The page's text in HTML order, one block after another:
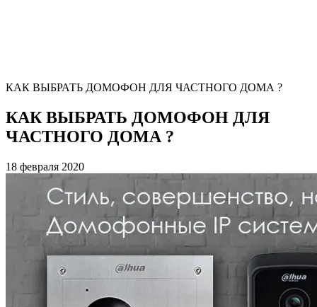
КАК ВЫБРАТЬ ДОМОФОН ДЛЯ ЧАСТНОГО ДОМА ?
КАК ВЫБРАТЬ ДОМОФОН ДЛЯ
ЧАСТНОГО ДОМА ?
18 февраля 2020